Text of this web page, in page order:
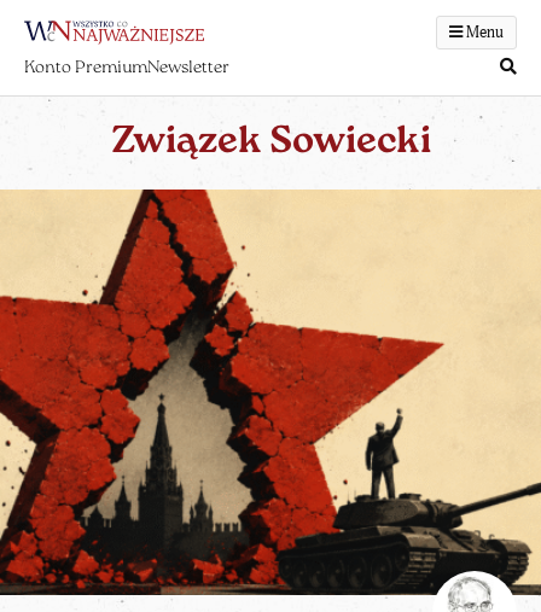
Menu
Konto PremiumNewsletter
Związek Sowiecki